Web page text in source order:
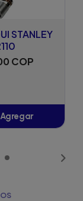
STANLEY
COP
Agregar